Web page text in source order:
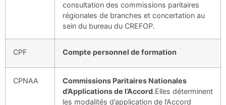
consultation des commissions paritaires
régionales de branches et concertation au
sein du bureau du CREFOP.
CPF Compte personnel de formation
CPNAA
Commissions Paritaires Nationales
d’Applications de l’Accord.Elles déterminent
les modalités d’application de l’Accord